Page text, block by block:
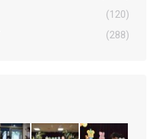
(120)
(288)